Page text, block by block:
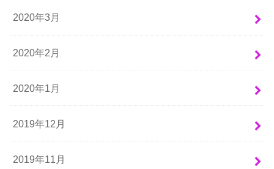
2020年3月
2020年2月
2020年1月
2019年12月
2019年11月